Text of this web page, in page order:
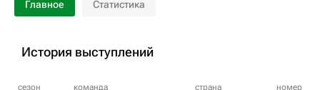
Главное Статистика
История выступлений
сезон команда страна номер